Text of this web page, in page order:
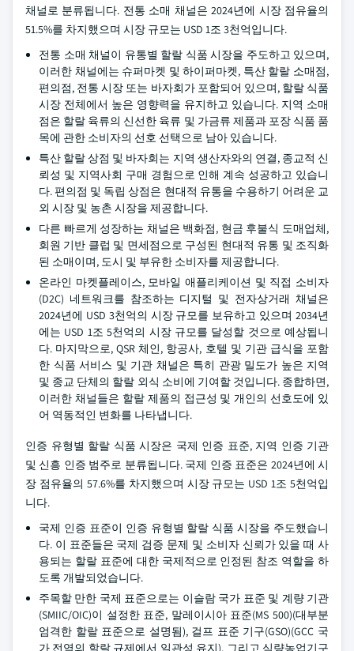
채널로 분류됩니다. 전통 소매 채널은 2024년에 시장 점유율의
51.5%를 차지했으며 시장 규모는 USD 1조 3천억입니다.
전통 소매 채널이 유통별 할랄 식품 시장을 주도하고 있으며,
이러한 채널에는 슈퍼마켓 및 하이퍼마켓, 특산 할랄 소매점,
편의점, 전통 시장 또는 바자회가 포함되어 있으며, 할랄 식품
시장 전체에서 높은 영향력을 유지하고 있습니다. 지역 소매
점은 할랄 육류의 신선한 육류 및 가금류 제품과 포장 식품 품
목에 관한 소비자의 선호 선택으로 남아 있습니다.
특산 할랄 상점 및 바자회는 지역 생산자와의 연결, 종교적 신
뢰성 및 지역사회 구매 경험으로 인해 계속 성공하고 있습니
다. 편의점 및 독립 상점은 현대적 유통을 수용하기 어려운 교
외 시장 및 농촌 시장을 제공합니다.
다른 빠르게 성장하는 채널은 백화점, 현금 후불식 도매업체,
회원 기반 클럽 및 면세점으로 구성된 현대적 유통 및 조직화
된 소매이며, 도시 및 부유한 소비자를 제공합니다.
온라인 마켓플레이스, 모바일 애플리케이션 및 직접 소비자
(D2C) 네트워크를 참조하는 디지털 및 전자상거래 채널은
2024년에 USD 3천억의 시장 규모를 보유하고 있으며 2034년
에는 USD 1조 5천억의 시장 규모를 달성할 것으로 예상됩니
다. 마지막으로, QSR 체인, 항공사, 호텔 및 기관 급식을 포함
한 식품 서비스 및 기관 채널은 특히 관광 밀도가 높은 지역
및 종교 단체의 할랄 외식 소비에 기여할 것입니다. 종합하면,
이러한 채널들은 할랄 제품의 접근성 및 개인의 선호도에 있
어 역동적인 변화를 나타냅니다.
인증 유형별 할랄 식품 시장은 국제 인증 표준, 지역 인증 기관
및 신흥 인증 범주로 분류됩니다. 국제 인증 표준은 2024년에 시
장 점유율의 57.6%를 차지했으며 시장 규모는 USD 1조 5천억입
니다.
국제 인증 표준이 인증 유형별 할랄 식품 시장을 주도했습니
다. 이 표준들은 국제 검증 문제 및 소비자 신뢰가 있을 때 사
용되는 할랄 표준에 대한 국제적으로 인정된 참조 역할을 하
도록 개발되었습니다.
주목할 만한 국제 표준으로는 이슬람 국가 표준 및 계량 기관
(SMIIC/OIC)이 설정한 표준, 말레이시아 표준(MS 500)(대부분
엄격한 할랄 표준으로 설명됨), 걸프 표준 기구(GSO)(GCC 국
가 전역의 할랄 규제에서 일관성 유지), 그리고 식량농업기구